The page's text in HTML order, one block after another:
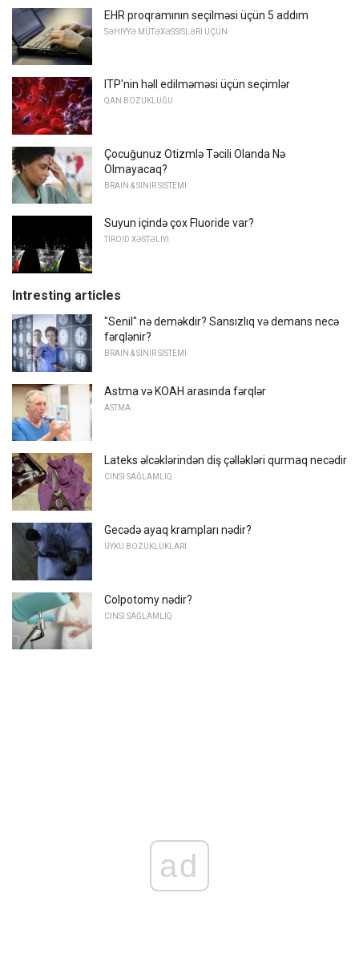
EHR proqramının seçilməsi üçün 5 addım
SƏHIYYƏ MÜTƏXƏSSISLƏRI ÜÇÜN
ITP'nin həll edilməməsi üçün seçimlər
QAN BOZUKLUĞU
Çocuğunuz Otizmlə Təcili Olanda Nə
Olmayacaq?
BRAIN & SINIR SISTEMI
Suyun içində çox Fluoride var?
TIROID XƏSTƏLIYI
Intresting articles
"Senil" nə deməkdir? Sansızlıq və demans necə
fərqlənir?
BRAIN & SINIR SISTEMI
Astma və KOAH arasında fərqlər
ASTMA
Lateks əlcəklərindən diş çəlləkləri qurmaq necədir
CINSI SAĞLAMLIQ
Gecədə ayaq krampları nədir?
UYKU BOZUKLUKLARI
Colpotomy nədir?
CINSI SAĞLAMLIQ
ad